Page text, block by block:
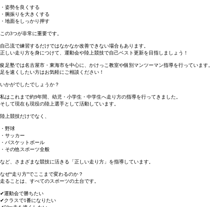
・姿勢を良くする
・腕振りを大きくする
・地面をしっかり押す
この3つが非常に重要です。
自己流で練習するだけではなかなか改善できない場合もあります。
正しい走り方を身につけて、運動会や陸上競技で自己ベスト更新を目指しましょう！
俊足塾では名古屋市・東海市を中心に、かけっこ教室や個別マンツーマン指導を行っています。
足を速くしたい方はお気軽にご相談ください！
いかがでしたでしょうか？
私はこれまで約9年間、幼児・小学生・中学生へ走り方の指導を行ってきました。
そして現在も現役の陸上選手として活動しています。
陸上競技だけでなく、
・野球
・サッカー
・バスケットボール
・その他スポーツ全般
など、さまざまな競技に活きる「正しい走り方」を指導しています。
なぜ“走り方”でここまで変わるのか？
走ることは、すべてのスポーツの土台です。
✔運動会で勝ちたい
✔クラスで1番になりたい